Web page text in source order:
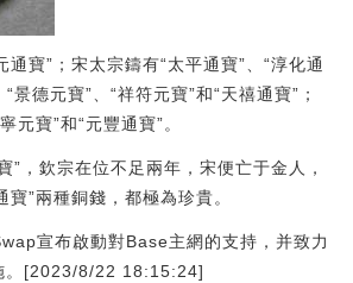
寶”；宋太宗鑄有“太平通寶”、“淳化通
德元寶”、“祥符元寶”和“天禧通寶”；
元寶”和“元豐通寶”。
，欽宗在位不足兩年，宋便亡于金人，
”兩種銅錢，都極為珍貴。
宣布啟動對Base主網的支持，并致力
。[2023/8/22 18:15:24]